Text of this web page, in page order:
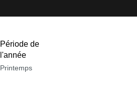
Période de
l'année
Printemps